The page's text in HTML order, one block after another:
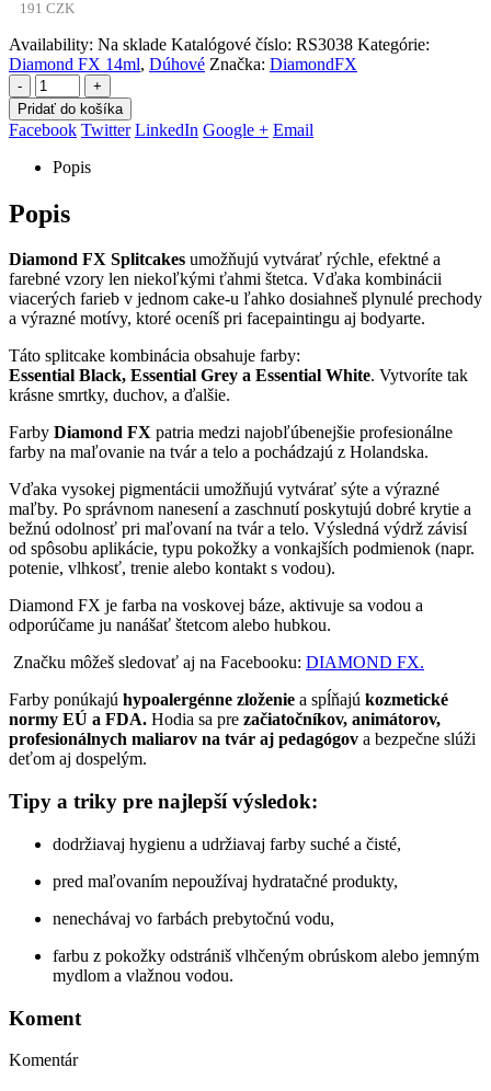
191 CZK
Availability: Na sklade Katalógové číslo: RS3038 Kategórie:
Diamond FX 14ml, Dúhové Značka: DiamondFX
-
+
Pridať do košíka
Facebook Twitter LinkedIn Google + Email
Popis
Popis
Diamond FX Splitcakes umožňujú vytvárať rýchle, efektné a
farebné vzory len niekoľkými ťahmi štetca. Vďaka kombinácii
viacerých farieb v jednom cake-u ľahko dosiahneš plynulé prechody
a výrazné motívy, ktoré oceníš pri facepaintingu aj bodyarte.
Táto splitcake kombinácia obsahuje farby:
Essential Black, Essential Grey a Essential White. Vytvoríte tak
krásne smrtky, duchov, a ďalšie.
Farby Diamond FX patria medzi najobľúbenejšie profesionálne
farby na maľovanie na tvár a telo a pochádzajú z Holandska.
Vďaka vysokej pigmentácii umožňujú vytvárať sýte a výrazné
maľby. Po správnom nanesení a zaschnutí poskytujú dobré krytie a
bežnú odolnosť pri maľovaní na tvár a telo. Výsledná výdrž závisí
od spôsobu aplikácie, typu pokožky a vonkajších podmienok (napr.
potenie, vlhkosť, trenie alebo kontakt s vodou).
Diamond FX je farba na voskovej báze, aktivuje sa vodou a
odporúčame ju nanášať štetcom alebo hubkou.
Značku môžeš sledovať aj na Facebooku: DIAMOND FX.
Farby ponúkajú hypoalergénne zloženie a spĺňajú kozmetické
normy EÚ a FDA. Hodia sa pre začiatočníkov, animátorov,
profesionálnych maliarov na tvár aj pedagógov a bezpečne slúži
deťom aj dospelým.
Tipy a triky pre najlepší výsledok:
dodržiavaj hygienu a udržiavaj farby suché a čisté,
pred maľovaním nepoužívaj hydratačné produkty,
nenechávaj vo farbách prebytočnú vodu,
farbu z pokožky odstrániš vlhčeným obrúskom alebo jemným
mydlom a vlažnou vodou.
Koment
Komentár